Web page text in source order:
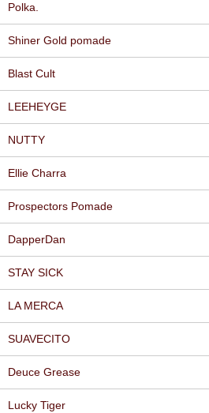
Polka.
Shiner Gold pomade
Blast Cult
LEEHEYGE
NUTTY
Ellie Charra
Prospectors Pomade
DapperDan
STAY SICK
LA MERCA
SUAVECITO
Deuce Grease
Lucky Tiger